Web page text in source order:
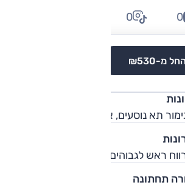
מ-₪530
0
0
תא נוסעים, אבזור, התנהגות כביש.
ראש לגבוהים מאחור, חוסר עידון.
תחתונה